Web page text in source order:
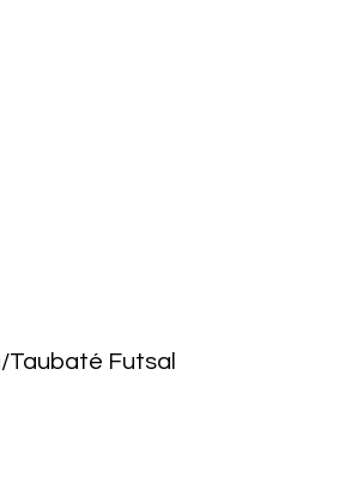
Taubaté Futsal